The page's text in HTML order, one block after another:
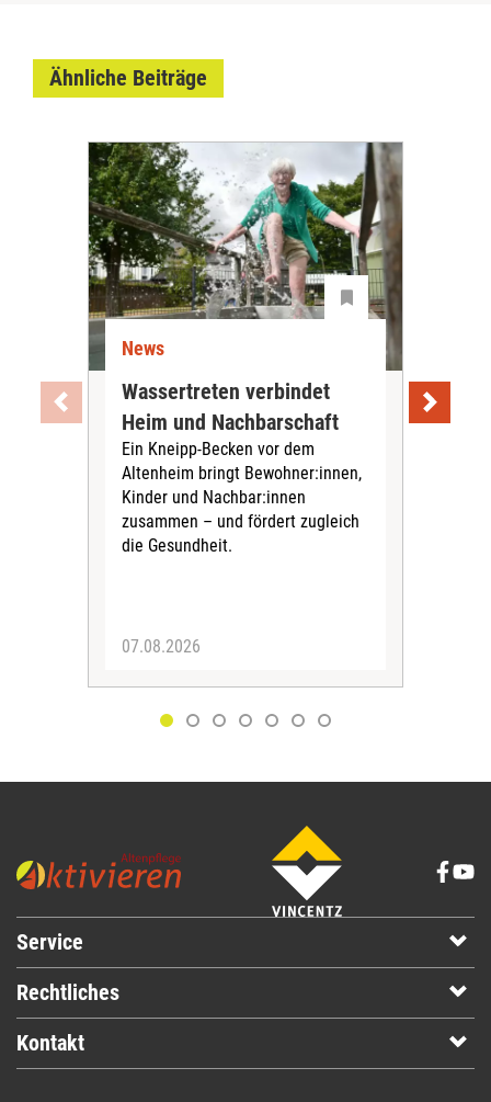
Ähnliche Beiträge
News
Wassertreten verbindet
Heim und Nachbarschaft
Ein Kneipp-Becken vor dem
Altenheim bringt Bewohner:innen,
Kinder und Nachbar:innen
zusammen – und fördert zugleich
die Gesundheit.
07.08.2026
Service
Rechtliches
Kontakt